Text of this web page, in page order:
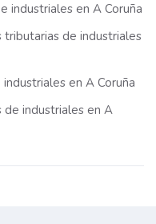
industriales en A Coruña
tributarias de industriales
en A Coruña
de industriales en A